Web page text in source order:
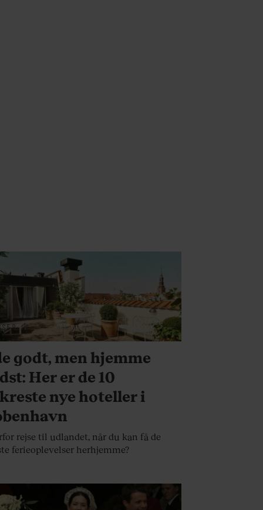
godt, men hjemme
Her er de 10
nye hoteller i
rejse til udlandet, når du kan få de
ferieoplevelser herhjemme?